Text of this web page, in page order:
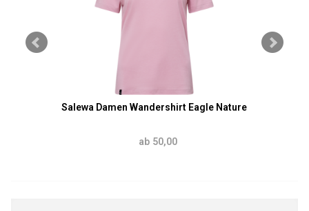
Salewa Damen Wandershirt Eagle Nature
ab 50,00